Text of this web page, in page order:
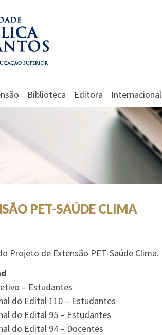
Biblioteca Editora Internacional
PET-SAÚDE CLIMA
Projeto de Extensão PET-Saúde Clima.
– Estudantes
do Edital 110 – Estudantes
do Edital 95 – Estudantes
do Edital 94 – Docentes